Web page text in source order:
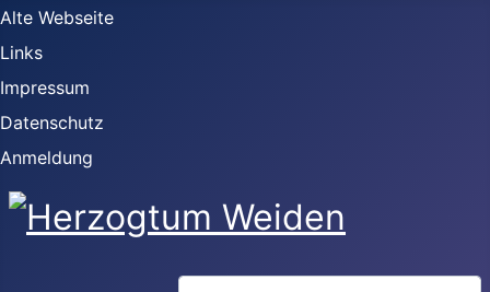
Alte Webseite
Links
Impressum
Datenschutz
Anmeldung